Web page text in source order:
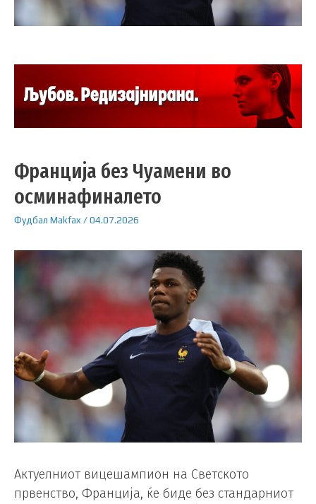
Франција без Чуамени во
осминафиналето
Фудбал Makfax /04.07.2026
Актуелниот вицешампион на Светското
првенство, Франција, ќе биде без стандарниот